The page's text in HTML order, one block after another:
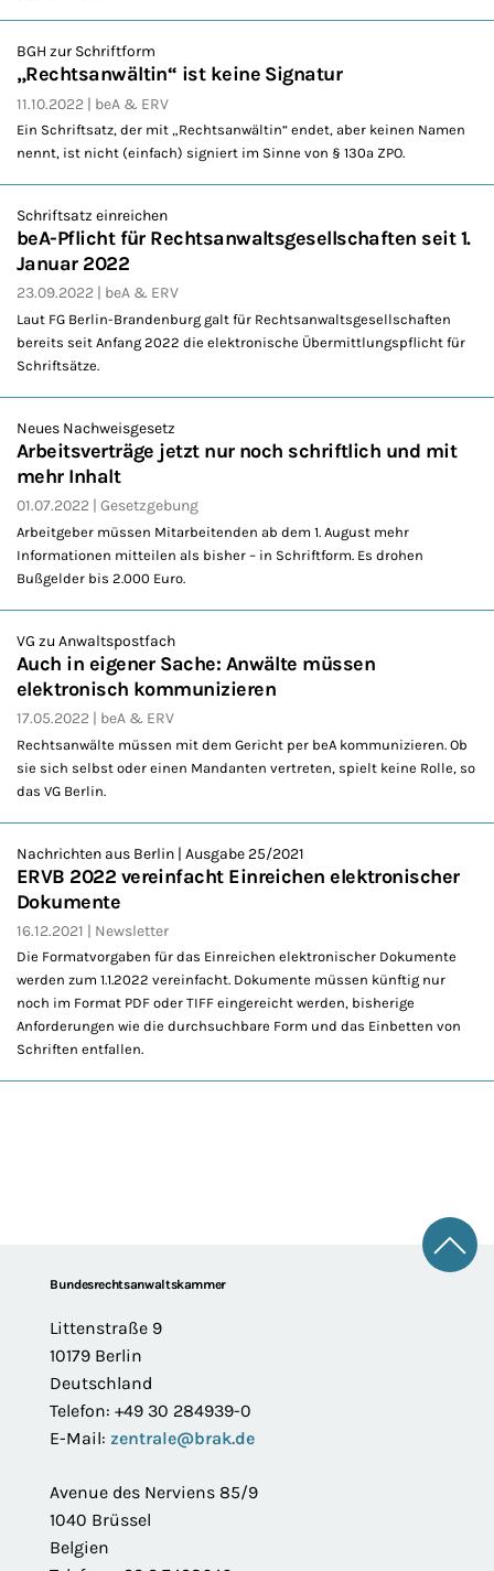
BGH zur Schriftform
„Rechtsanwältin“ ist keine Signatur
11.10.2022 beA & ERV
Ein Schriftsatz, der mit „Rechtsanwältin“ endet, aber keinen Namen
nennt, ist nicht (einfach) signiert im Sinne von § 130a ZPO.
Schriftsatz einreichen
beA-Pflicht für Rechtsanwaltsgesellschaften seit 1.
Januar 2022
23.09.2022 beA & ERV
Laut FG Berlin-Brandenburg galt für Rechtsanwaltsgesellschaften
bereits seit Anfang 2022 die elektronische Übermittlungspflicht für
Schriftsätze.
Neues Nachweisgesetz
Arbeitsverträge jetzt nur noch schriftlich und mit
mehr Inhalt
01.07.2022 Gesetzgebung
Arbeitgeber müssen Mitarbeitenden ab dem 1. August mehr
Informationen mitteilen als bisher – in Schriftform. Es drohen
Bußgelder bis 2.000 Euro.
VG zu Anwaltspostfach
Auch in eigener Sache: Anwälte müssen
elektronisch kommunizieren
17.05.2022 beA & ERV
Rechtsanwälte müssen mit dem Gericht per beA kommunizieren. Ob
sie sich selbst oder einen Mandanten vertreten, spielt keine Rolle, so
das VG Berlin.
Nachrichten aus Berlin | Ausgabe 25/2021
ERVB 2022 vereinfacht Einreichen elektronischer
Dokumente
16.12.2021 Newsletter
Die Formatvorgaben für das Einreichen elektronischer Dokumente
werden zum 1.1.2022 vereinfacht. Dokumente müssen künftig nur
noch im Format PDF oder TIFF eingereicht werden, bisherige
Anforderungen wie die durchsuchbare Form und das Einbetten von
Schriften entfallen.
FooterBundesrechtsanwaltskammer
Littenstraße 9
10179 Berlin
Deutschland
Telefon: +49 30 284939-0
E-Mail: zentrale@brak.de
Avenue des Nerviens 85/9
1040 Brüssel
Belgien